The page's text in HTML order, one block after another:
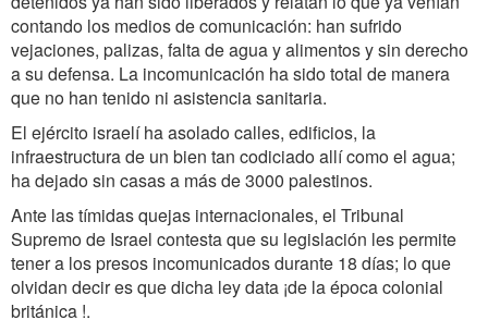
contando los medios de comunicación: han sufrido
vejaciones, palizas, falta de agua y alimentos y sin derecho
a su defensa. La incomunicación ha sido total de manera
que no han tenido ni asistencia sanitaria.
El ejército israelí ha asolado calles, edificios, la
infraestructura de un bien tan codiciado allí como el agua;
ha dejado sin casas a más de 3000 palestinos.
Ante las tímidas quejas internacionales, el Tribunal
Supremo de Israel contesta que su legislación les permite
tener a los presos incomunicados durante 18 días; lo que
olvidan decir es que dicha ley data ¡de la época colonial
británica !.